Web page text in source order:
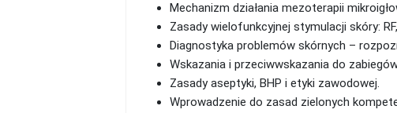
Mechanizm działania mezoterapii
Zasady wielofunkcyjnej stymulacji skóry:
Diagnostyka problemów skórnych –
Wskazania i przeciwwskazania do
Zasady aseptyki, BHP i etyki zawodowej.
Wprowadzenie do zasad zielonych